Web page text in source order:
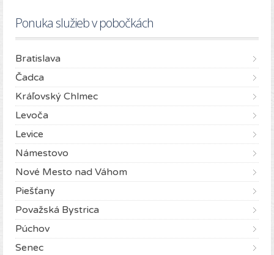
Ponuka služieb v pobočkách
Bratislava
Čadca
Kráľovský Chlmec
Levoča
Levice
Námestovo
Nové Mesto nad Váhom
Piešťany
Považská Bystrica
Púchov
Senec